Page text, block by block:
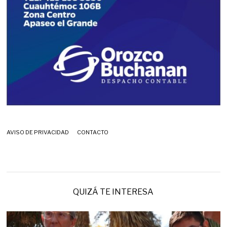
AVISO DE PRIVACIDAD CONTACTO
QUIZÁ TE INTERESA